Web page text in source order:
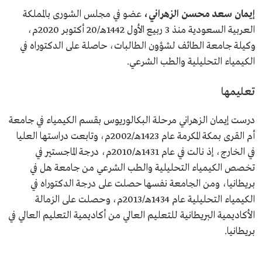
إيمان الزهراني
الاسم
إيمان الزهراني.
المنصب الحالي
عضو في مجلس الشورى.
تاريخ التعيين
2020م.
دكتوراه في الكيمياء التحليلية من جامعة "هل" في بريطانيا.
الزمالة الأكاديمية البريطانية للتعليم العالي من أكاديمية
التعليم العالي في بريطانيا.
محطات عملية
معيدة في جامعة الطائف.
أستاذ مساعد.
أستاذ مشارك.
وكيلة الجامعة لشؤون الطالبات.
إيمان سعد محسن الزهراني، عضو في مجلس الشورى بالمملكة
العربية السعودية منذ 3 ربيع الأول 1442هـ/20 أكتوبر 2020م،
وكيلة جامعة الطائف لشؤون الطالبات، حاصلة على الدكتوراه في
الكيمياء التحليلية والطب الشرعي.
تعليمها
درست إيمان الزهراني مرحلة البكالوريوس بقسم الكيمياء في جامعة
أم القرى بمكة المكرمة عام 1423هـ/2002م، وتابعت دراستها العليا
في الخارج، إذ نالت في عام 1431هـ/2010م، درجة الماجستير في
تخصص الكيمياء التحليلية والطب الشرعي من جامعة هل في
بريطانيا، ومن الجامعة نفسها حصلت على درجة الدكتوراه في
الكيمياء التحليلية عام 1434هـ/2013م، وحصلت على الزمالة
الأكاديمية البريطانية للتعليم العالي من أكاديمية التعليم العالي في
بريطانيا.